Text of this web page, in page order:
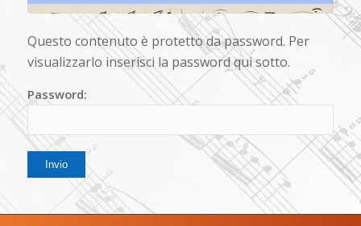
Questo contenuto è protetto da password. Per
visualizzarlo inserisci la password qui sotto.
Password: